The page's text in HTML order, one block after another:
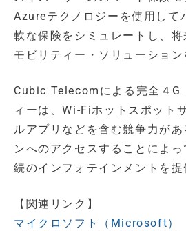
Azureテクノロジーを使用して
軟な保険をシミュレートし、将
モビリティー・ソリューション
Cubic Telecomによる完全４G
ィーは、Wi-Fiホットスポット
ルアプリなどを含む競争力が
ンへのアクセスすることによ
続のインフォテインメントを提
【関連リンク】
マイクロソフト（Microsoft）